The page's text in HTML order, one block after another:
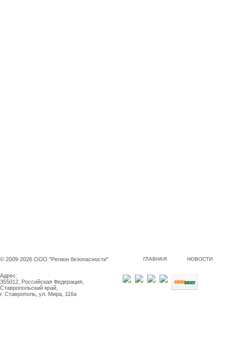
© 2009-2026 ООО "Регион безопасности"
Адрес:
355012, Российская Федерация,
Ставропольский край,
г. Ставрополь, ул. Мира, 116а
ГЛАВНАЯ НОВОСТИ